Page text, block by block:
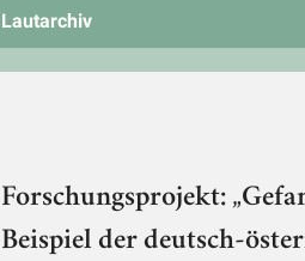
Lautarchiv
Forschungsprojekt:
Beispiel der deutsch-